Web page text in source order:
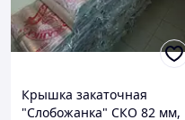
Крышка закаточная
"Слобожанка" СКО 82 мм,